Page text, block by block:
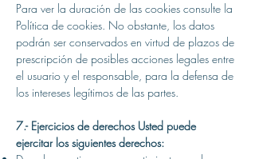
Para ver la duración de las cookies consulte la
Política de cookies. No obstante, los datos
podrán ser conservados en virtud de plazos de
prescripción de posibles acciones legales entre
el usuario y el responsable, para la defensa de
los intereses legítimos de las partes.
7.- Ejercicios de derechos Usted puede
ejercitar los siguientes derechos: